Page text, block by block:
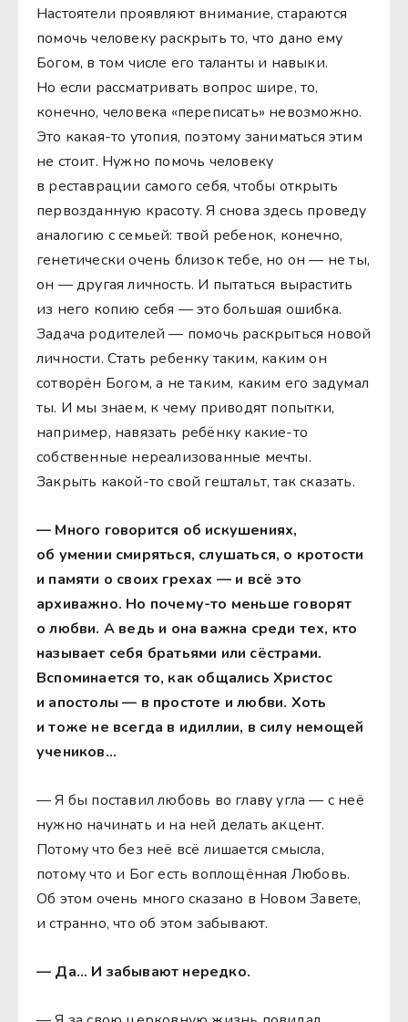
Настоятели проявляют внимание, стараются
помочь человеку раскрыть то, что дано ему
Богом, в том числе его таланты и навыки.
Но если рассматривать вопрос шире, то,
конечно, человека «переписать» невозможно.
Это какая-то утопия, поэтому заниматься этим
не стоит. Нужно помочь человеку
в реставрации самого себя, чтобы открыть
первозданную красоту. Я снова здесь проведу
аналогию с семьей: твой ребенок, конечно,
генетически очень близок тебе, но он — не ты,
он — другая личность. И пытаться вырастить
из него копию себя — это большая ошибка.
Задача родителей — помочь раскрыться новой
личности. Стать ребенку таким, каким он
сотворён Богом, а не таким, каким его задумал
ты. И мы знаем, к чему приводят попытки,
например, навязать ребёнку какие-то
собственные нереализованные мечты.
Закрыть какой-то свой гештальт, так сказать.
— Много говорится об искушениях,
об умении смиряться, слушаться, о кротости
и памяти о своих грехах — и всё это
архиважно. Но почему-то меньше говорят
о любви. А ведь и она важна среди тех, кто
называет себя братьями или сёстрами.
Вспоминается то, как общались Христос
и апостолы — в простоте и любви. Хоть
и тоже не всегда в идиллии, в силу немощей
учеников…
— Я бы поставил любовь во главу угла — с неё
нужно начинать и на ней делать акцент.
Потому что без неё всё лишается смысла,
потому что и Бог есть воплощённая Любовь.
Об этом очень много сказано в Новом Завете,
и странно, что об этом забывают.
— Да… И забывают нередко.